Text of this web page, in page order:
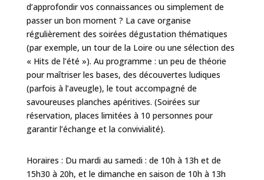
d’approfondir vos connaissances ou simplement de
passer un bon moment ? La cave organise
régulièrement des soirées dégustation thématiques
(par exemple, un tour de la Loire ou une sélection des
« Hits de l’été »). Au programme : un peu de théorie
pour maîtriser les bases, des découvertes ludiques
(parfois à l’aveugle), le tout accompagné de
savoureuses planches apéritives. (Soirées sur
réservation, places limitées à 10 personnes pour
garantir l’échange et la convivialité).
Horaires : Du mardi au samedi : de 10h à 13h et de
15h30 à 20h, et le dimanche en saison de 10h à 13h